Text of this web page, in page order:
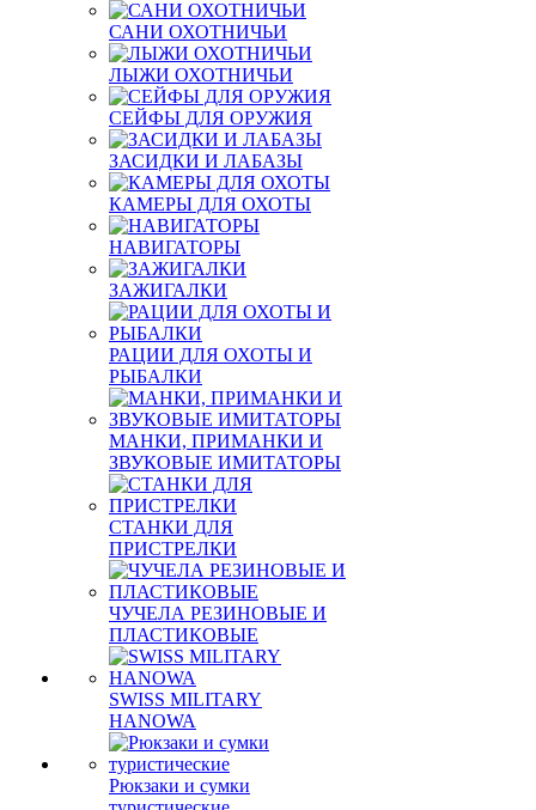
САНИ ОХОТНИЧЬИ
ЛЫЖИ ОХОТНИЧЬИ
СЕЙФЫ ДЛЯ ОРУЖИЯ
ЗАСИДКИ И ЛАБАЗЫ
КАМЕРЫ ДЛЯ ОХОТЫ
НАВИГАТОРЫ
ЗАЖИГАЛКИ
РАЦИИ ДЛЯ ОХОТЫ И
РЫБАЛКИ
МАНКИ, ПРИМАНКИ И
ЗВУКОВЫЕ ИМИТАТОРЫ
СТАНКИ ДЛЯ
ПРИСТРЕЛКИ
ЧУЧЕЛА РЕЗИНОВЫЕ И
ПЛАСТИКОВЫЕ
SWISS MILITARY
HANOWA
Рюкзаки и сумки